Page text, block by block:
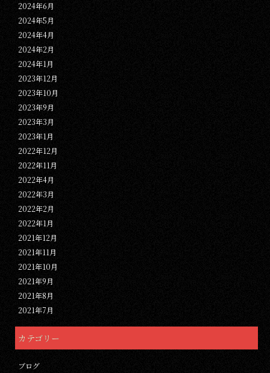
2024年6月
2024年5月
2024年4月
2024年2月
2024年1月
2023年12月
2023年10月
2023年9月
2023年3月
2023年1月
2022年12月
2022年11月
2022年4月
2022年3月
2022年2月
2022年1月
2021年12月
2021年11月
2021年10月
2021年9月
2021年8月
2021年7月
カテゴリー
ブログ